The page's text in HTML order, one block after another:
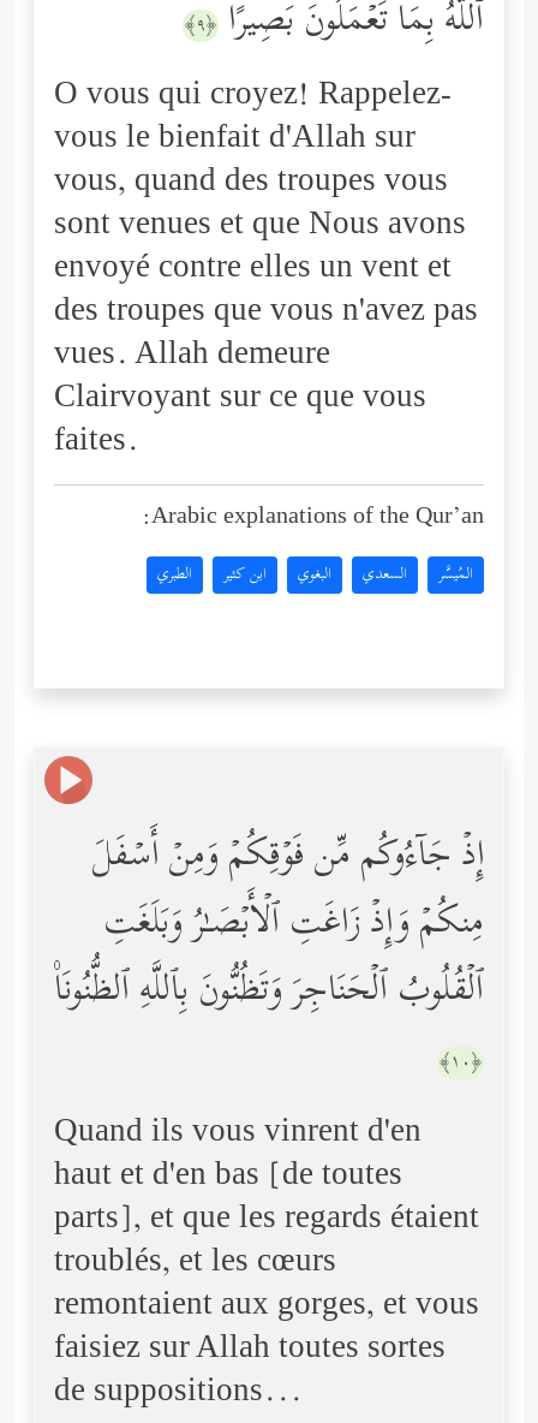
ٱللَّهُ بِمَا تَعۡمَلُونَ بَصِیرًا ﴿٩﴾
O vous qui croyez! Rappelez-
vous le bienfait d'Allah sur
vous, quand des troupes vous
sont venues et que Nous avons
envoyé contre elles un vent et
des troupes que vous n'avez pas
vues. Allah demeure
Clairvoyant sur ce que vous
faites.
Arabic explanations of the Qur’an:
المُيسَّر السعدي البغوي ابن كثير الطبري
إِذۡ جَاۤءُوكُم مِّن فَوۡقِكُمۡ وَمِنۡ أَسۡفَلَ
مِنكُمۡ وَإِذۡ زَاغَتِ ٱلۡأَبۡصَـٰرُ وَبَلَغَتِ
ٱلۡقُلُوبُ ٱلۡحَنَاجِرَ وَتَظُنُّونَ بِٱللَّهِ ٱلظُّنُونَا۠
﴿١٠﴾
Quand ils vous vinrent d'en
haut et d'en bas [de toutes
parts], et que les regards étaient
troublés, et les cœurs
remontaient aux gorges, et vous
faisiez sur Allah toutes sortes
de suppositions...